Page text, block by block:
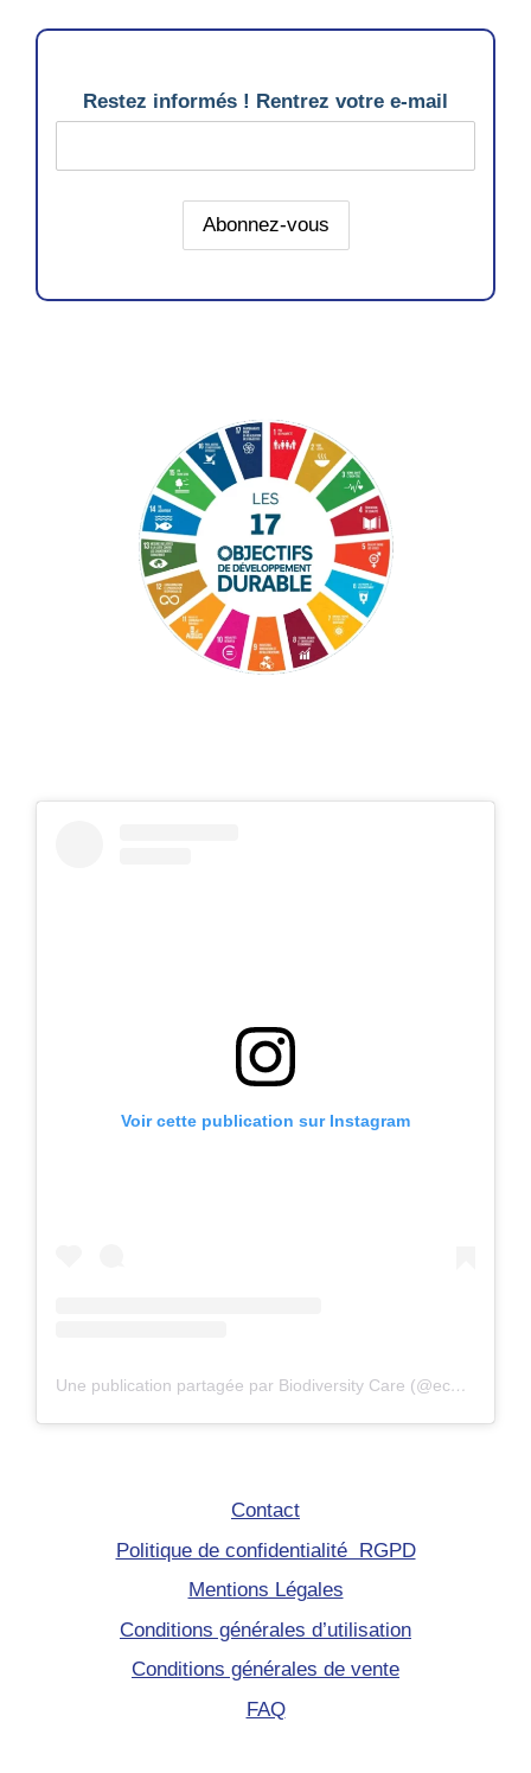
Restez informés ! Rentrez votre e-mail
Voir cette publication sur Instagram
Une publication partagée par Biodiversity Care (@eco.volontaire)
Contact
Politique de confidentialité RGPD
Mentions Légales
Conditions générales d’utilisation
Conditions générales de vente
FAQ